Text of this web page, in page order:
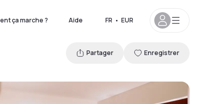
ça marche ? Aide FR • EUR
Partager Enregistrer